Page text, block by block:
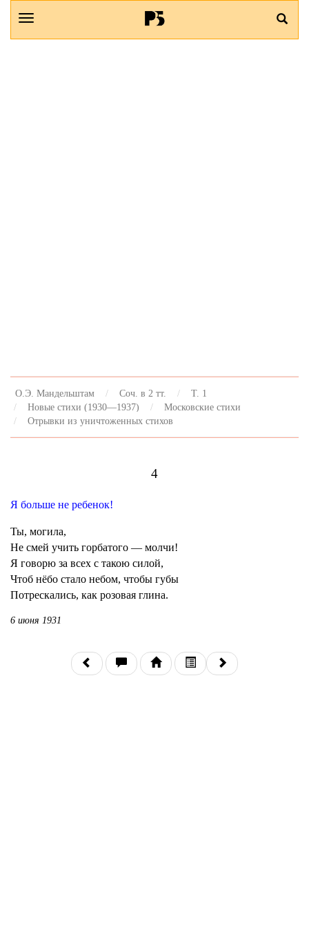
О.Э. Мандельштам Соч. в 2 тт.
Т. 1
Новые стихи (1930—1937)
Московские стихи
Отрывки из уничтоженных стихов
4
Я больше не ребенок!
Ты, могила,
Не смей учить горбатого — молчи!
Я говорю за всех с такою силой,
Чтоб нёбо стало небом, чтобы губы
Потрескались, как розовая глина.
6 июня 1931